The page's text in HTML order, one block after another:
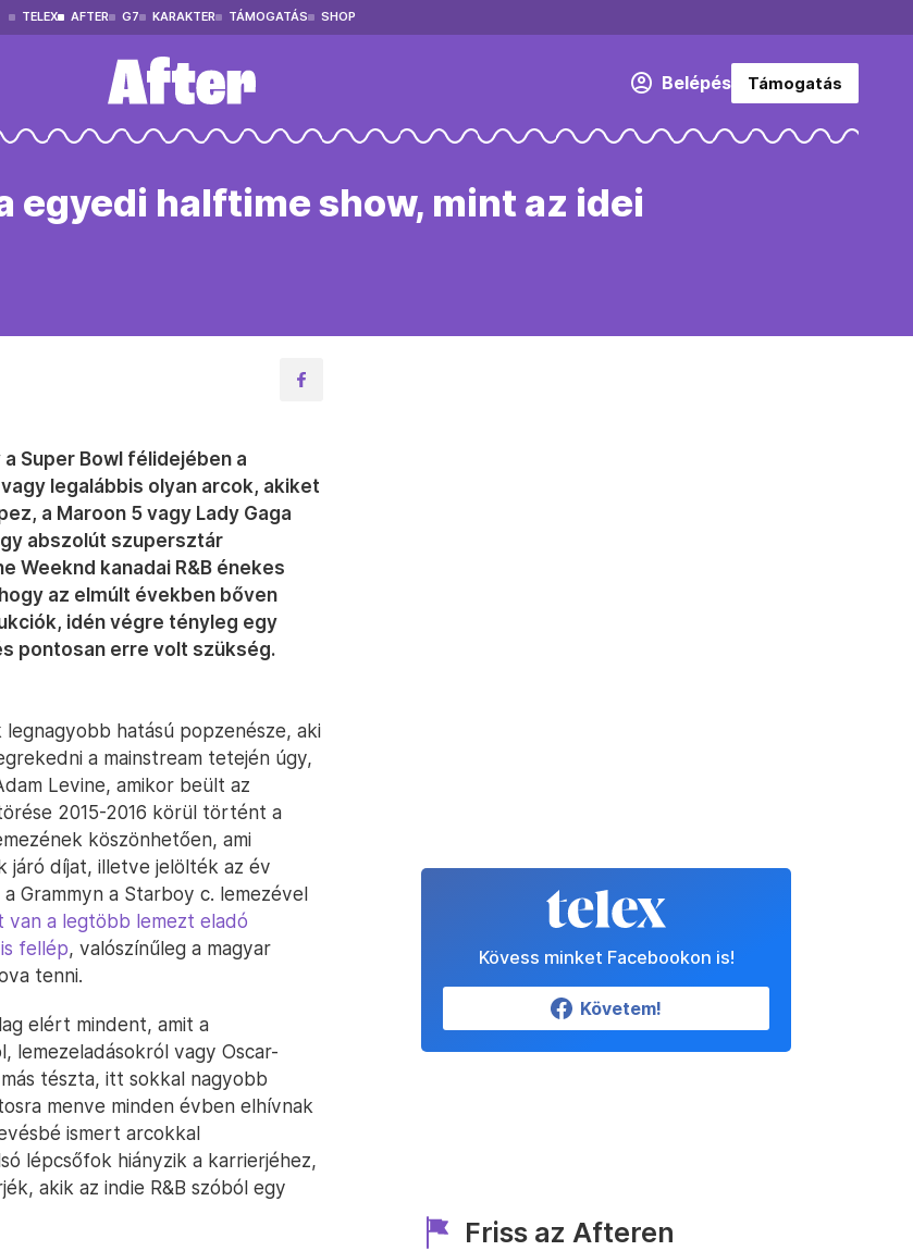
TELEX AFTER G7 KARAKTER TÁMOGATÁS SHOP
Belépés Támogatás
egyedi halftime show, mint az idei
Super Bowl félidejében a
legalábbis olyan arcok, akiket
a Maroon 5 vagy Lady Gaga
abszolút szupersztár
Weeknd kanadai R&B énekes
az elmúlt években bőven
idén végre tényleg egy
pontosan erre volt szükség.
hatású popzenésze, aki
a mainstream tetején úgy,
Levine, amikor beült az
2015-2016 körül történt a
köszönhetően, ami
járó díjat, illetve jelölték az év
Grammyn a Starboy c. lemezével
van a legtöbb lemezt eladó
fellép, valószínűleg a magyar
tenni.
elért mindent, amit a
lemezeladásokról vagy Oscar-
tészta, itt sokkal nagyobb
menve minden évben elhívnak
ismert arcokkal
lépcsőfok hiányzik a karrierjéhez,
akik az indie R&B szóból egy
Kövess minket Facebookon is!
Követem!
Friss az Afteren